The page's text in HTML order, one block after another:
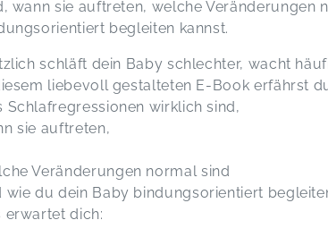
wann sie auftreten, welche Veränderungen
begleiten kannst.
schläft dein Baby schlechter, wacht
liebevoll gestalteten E-Book erfährst
Schlafregressionen wirklich sind,
sie auftreten,
Veränderungen normal sind
wie du dein Baby bindungsorientiert
erwartet dich: